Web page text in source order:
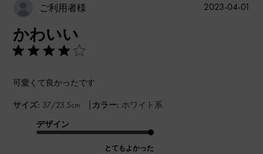
ご利用者様
かわいい
可愛くて良かったです
サイズ: 37/23.5cm | カラー: ホワイト系
デザイン
とてもよかった
2023-04-01